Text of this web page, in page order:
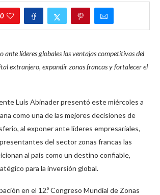
0
ante líderes globales las ventajas competitivas del
extranjero, expandir zonas francas y fortalecer el
Luis Abinader presentó este miércoles a
como una de las mejores decisiones de
al exponer ante líderes empresariales,
del sector zonas francas las
al país como un destino confiable,
para la inversión global.
en el 12.º Congreso Mundial de Zonas